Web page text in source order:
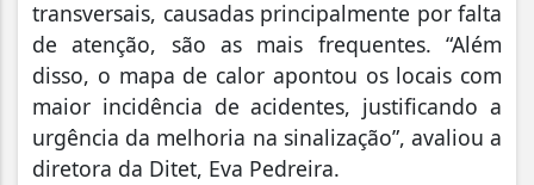
transversais, causadas principalmente por falta
de atenção, são as mais frequentes. “Além
disso, o mapa de calor apontou os locais com
maior incidência de acidentes, justificando a
urgência da melhoria na sinalização”, avaliou a
diretora da Ditet, Eva Pedreira.